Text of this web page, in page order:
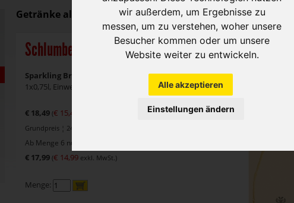
wir außerdem, um Ergebnisse zu
messen, um zu verstehen, woher unsere
Besucher kommen oder um unsere
Website weiter zu entwickeln.
Alle akzeptieren
Einstellungen ändern
Getränke alkoholisch - Sekt/ Prosecco/Champ.
Schlumberger Sekt
Sparkling Brut
1x0,75l, Einweg Flasche, Glas
€ 18,49 (€ 15,41
Grundpreis ¦ 24,65 je 1 Liter
Ab Menge 6 nur je
€ 17,99 (€ 14,99 exkl. MwSt.)
Menge: